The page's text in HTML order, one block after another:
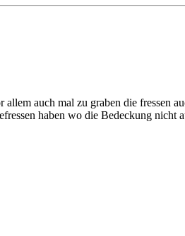
auch mal zu graben die fressen
haben wo die Bedeckung nicht